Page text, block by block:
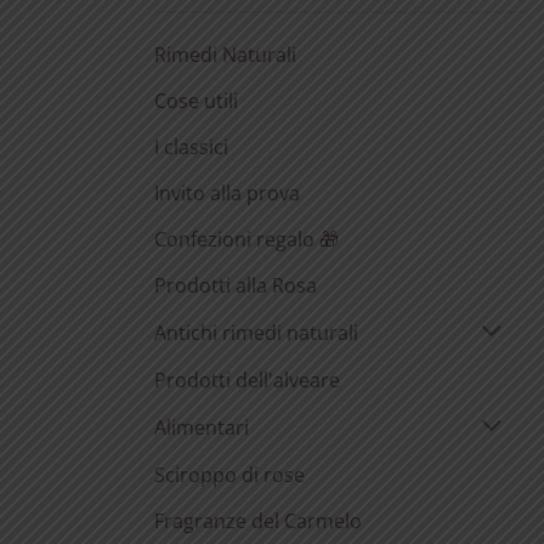
Rimedi Naturali
Cose utili
I classici
Invito alla prova
Confezioni regalo 🎁
Prodotti alla Rosa
Antichi rimedi naturali
Prodotti dell'alveare
Alimentari
Sciroppo di rose
Fragranze del Carmelo